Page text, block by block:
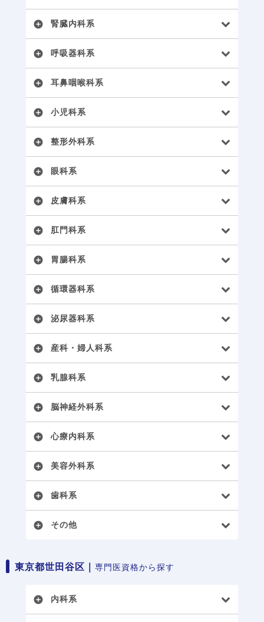
add_circle 腎臓内科系
add_circle 呼吸器科系
add_circle 耳鼻咽喉科系
add_circle 小児科系
add_circle 整形外科系
add_circle 眼科系
add_circle 皮膚科系
add_circle 肛門科系
add_circle 胃腸科系
add_circle 循環器科系
add_circle 泌尿器科系
add_circle 産科・婦人科系
add_circle 乳腺科系
add_circle 脳神経外科系
add_circle 心療内科系
add_circle 美容外科系
add_circle 歯科系
add_circle その他
東京都世田谷区｜ 専門医資格から探す
add_circle 内科系